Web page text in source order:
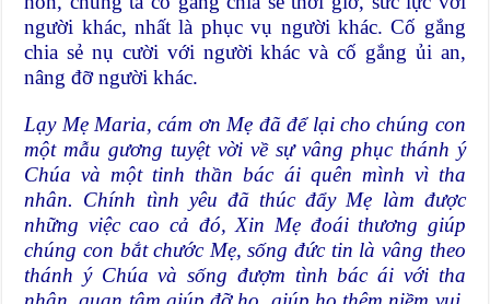
người khác, nhất là phục vụ người khác. Cố gắng
chia sẻ nụ cười với người khác và cố gắng ủi an,
nâng đỡ người khác.
Lạy Mẹ Maria, cám ơn Mẹ đã để lại cho chúng con
một mẫu gương tuyệt vời về sự vâng phục thánh ý
Chúa và một tinh thần bác ái quên mình vì tha
nhân. Chính tình yêu đã thúc đẩy Mẹ làm được
những việc cao cả đó, Xin Mẹ đoái thương giúp
chúng con bắt chước Mẹ, sống đức tin là vâng theo
thánh ý Chúa và sống đượm tình bác ái với tha